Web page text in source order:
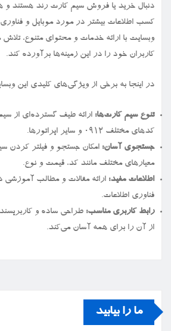
دنبال خرید یا فروش سیم کارت رند هستند و
کسب اطلاعات بیشتر در مورد موبایل و فناوری
وبسایت با ارائه خدمات و محتوای متنوع، تلاش
کاربران خود را در این زمینه‌ها برآورده کند.
در اینجا به برخی از ویژگی‌های کلیدی این
تنوع سیم کارت‌ها: ارائه طیف گسترده‌ای از
کدهای مختلف ۰۹۱۲ و سایر اپراتورها.
جستجوی آسان: امکان جستجو و فیلتر کردن
معیارهای مختلف مانند کد، قیمت و نوع.
اطلاعات مفید: ارائه مقالات و مطالب آموزشی
فناوری اطلاعات.
رابط کاربری مناسب: طراحی ساده و
از آن را برای همه آسان می‌کند.
ما را بیابید